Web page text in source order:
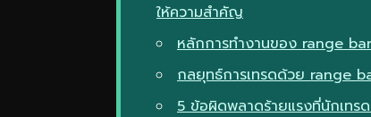
ให้ความสำคัญ
หลักการทำงานของ range
กลยุทธ์การเทรดด้วย range
5 ข้อผิดพลาดร้ายแรงที่นักเทร